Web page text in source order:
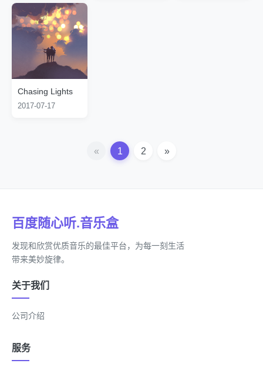
Chasing Lights
2017-07-17
« 1 2 »
百度随心听.音乐盒
发现和欣赏优质音乐的最佳平台，为每一刻生活
带来美妙旋律。
关于我们
公司介绍
服务